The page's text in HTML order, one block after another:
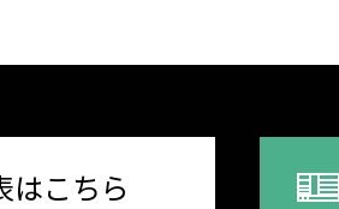
はこちら